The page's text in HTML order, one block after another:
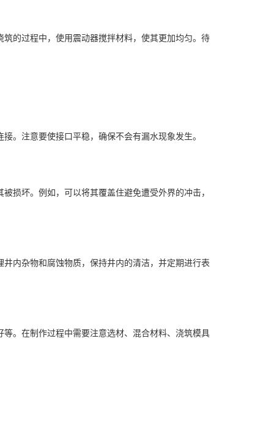
的过程中，使用震动器搅拌材料，使其更加均匀。待
。注意要使接口平稳，确保不会有漏水现象发生。
损坏。例如，可以将其覆盖住避免遭受外界的冲击，
内杂物和腐蚀物质，保持井内的清洁，并定期进行表
。在制作过程中需要注意选材、混合材料、浇筑模具